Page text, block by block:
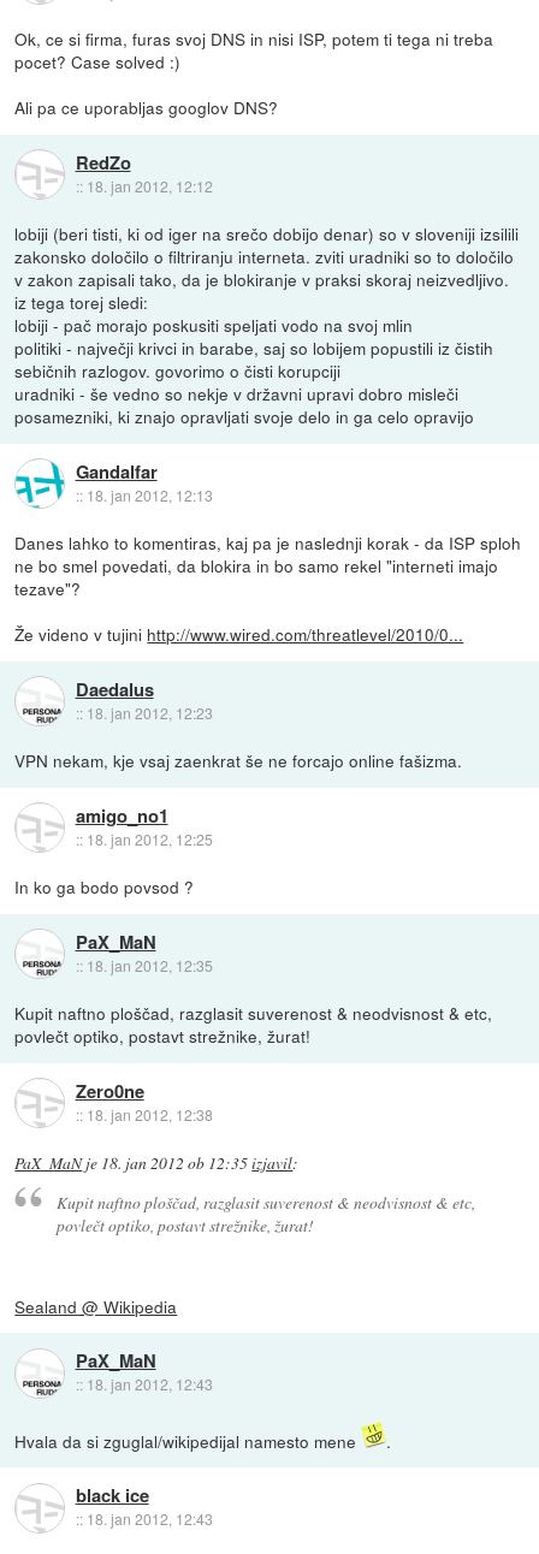
Ok, ce si firma, furas svoj DNS in nisi ISP, potem ti tega ni treba
pocet? Case solved :)
Ali pa ce uporabljas googlov DNS?
RedZo
:: 18. jan 2012, 12:12
lobiji (beri tisti, ki od iger na srečo dobijo denar) so v sloveniji izsilili
zakonsko določilo o filtriranju interneta. zviti uradniki so to določilo
v zakon zapisali tako, da je blokiranje v praksi skoraj neizvedljivo.
iz tega torej sledi:
lobiji - pač morajo poskusiti speljati vodo na svoj mlin
politiki - največji krivci in barabe, saj so lobijem popustili iz čistih
sebičnih razlogov. govorimo o čisti korupciji
uradniki - še vedno so nekje v državni upravi dobro misleči
posamezniki, ki znajo opravljati svoje delo in ga celo opravijo
Gandalfar
:: 18. jan 2012, 12:13
Danes lahko to komentiras, kaj pa je naslednji korak - da ISP sploh
ne bo smel povedati, da blokira in bo samo rekel "interneti imajo
tezave"?
Že videno v tujini http://www.wired.com/threatlevel/2010/0...
Daedalus
:: 18. jan 2012, 12:23
VPN nekam, kje vsaj zaenkrat še ne forcajo online fašizma.
amigo_no1
:: 18. jan 2012, 12:25
In ko ga bodo povsod ?
PaX_MaN
:: 18. jan 2012, 12:35
Kupit naftno ploščad, razglasit suverenost & neodvisnost & etc,
povlečt optiko, postavt strežnike, žurat!
Zero0ne
:: 18. jan 2012, 12:38
PaX_MaNje 18. jan 2012 ob 12:35izjavil:
Kupit naftno ploščad, razglasit suverenost & neodvisnost & etc,
povlečt optiko, postavt strežnike, žurat!
Sealand @ Wikipedia
PaX_MaN
:: 18. jan 2012, 12:43
Hvala da si zguglal/wikipedijal namesto mene .
black ice
:: 18. jan 2012, 12:43